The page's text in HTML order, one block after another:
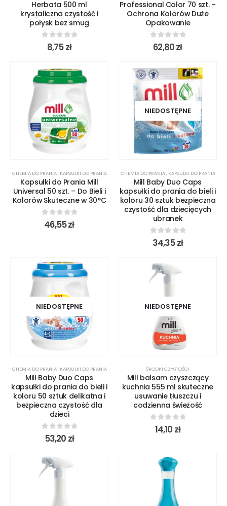
Herbata 500 ml
krystaliczna czystość i
połysk bez smug
out of 5
8,75zł
Professional Color 70 szt. –
Ochrona Kolorów Duże
Opakowanie
out of 5
62,80zł
CHEMIA DO PRANIA, KAPSUŁKI DO PRANIA
Kapsułki do Prania Mill
Universal 50 szt. – Do Bieli i
Kolorów Skuteczne w 30°C
out of 5
46,55zł
NIEDOSTĘPNE
CHEMIA DO PRANIA, KAPSUŁKI DO PRANIA
Mill Baby Duo Caps
kapsułki do prania do bieli i
koloru 30 sztuk bezpieczna
czystość dla dziecięcych
ubranek
0out of 5
34,35zł
NIEDOSTĘPNE
CHEMIA DO PRANIA, KAPSUŁKI DO PRANIA
Mill Baby Duo Caps
kapsułki do prania do bieli i
koloru 50 sztuk delikatna i
bezpieczna czystość dla
dzieci
out of 5
53,20 zł
NIEDOSTĘPNE
ŚRODKI CZYSTOŚCI
Mill balsam czyszczący
kuchnia 555 ml skuteczne
usuwanie tłuszczu i
codzienna świeżość
out of 5
14,10 zł